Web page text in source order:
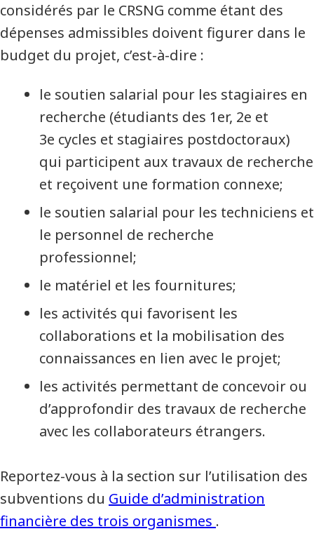
considérés par le CRSNG comme étant des
dépenses admissibles doivent figurer dans le
budget du projet, c’est-à-dire :
le soutien salarial pour les stagiaires en
recherche (étudiants des 1er, 2e et
3e cycles et stagiaires postdoctoraux)
qui participent aux travaux de recherche
et reçoivent une formation connexe;
le soutien salarial pour les techniciens et
le personnel de recherche
professionnel;
le matériel et les fournitures;
les activités qui favorisent les
collaborations et la mobilisation des
connaissances en lien avec le projet;
les activités permettant de concevoir ou
d’approfondir des travaux de recherche
avec les collaborateurs étrangers.
Reportez-vous à la section sur l’utilisation des
subventions du Guide d’administration
financière des trois organismes .